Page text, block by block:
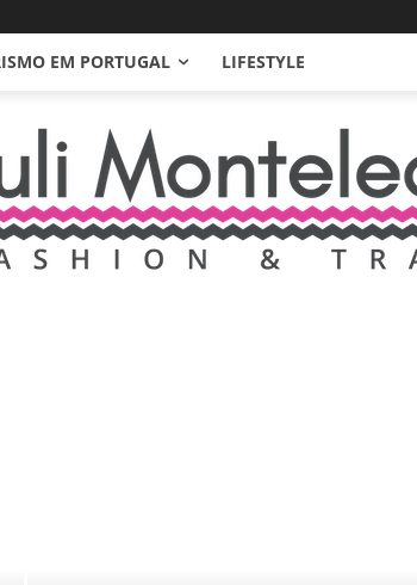
EM PORTUGAL LIFESTYLE